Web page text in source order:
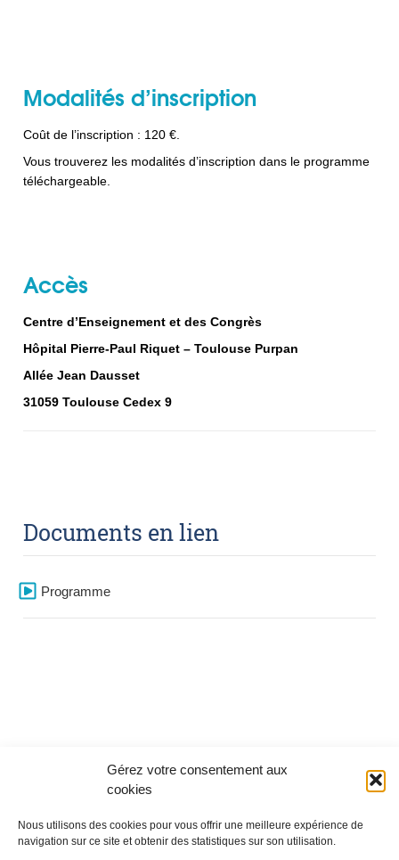
Gérez votre consentement aux
cookies
Nous utilisons des cookies pour vous offrir une meilleure expérience de
navigation sur ce site et obtenir des statistiques sur son utilisation.
Modalités d’inscription
Coût de l’inscription : 120 €.
Vous trouverez les modalités d’inscription dans le programme
téléchargeable.
Accès
Centre d’Enseignement et des Congrès
Hôpital Pierre-Paul Riquet – Toulouse Purpan
Allée Jean Dausset
31059 Toulouse Cedex 9
Documents en lien
Programme